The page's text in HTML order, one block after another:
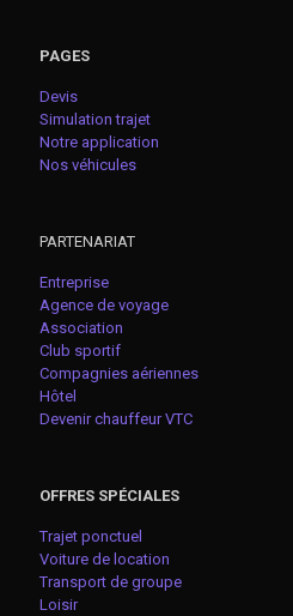
PAGES
Devis
Simulation trajet
Notre application
Nos véhicules
PARTENARIAT
Entreprise
Agence de voyage
Association
Club sportif
Compagnies aériennes
Hôtel
Devenir chauffeur VTC
OFFRES SPÉCIALES
Trajet ponctuel
Voiture de location
Transport de groupe
Loisir